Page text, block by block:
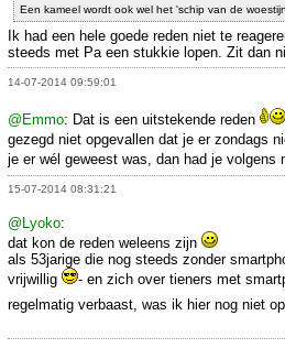
Een kameel wordt ook wel het 'schip van de
Ik had een hele goede reden niet te
steeds met Pa een stukkie lopen. Zit dan
14-07-2014 09:59:01
@Emmo: Dat is een uitstekende reden
gezegd niet opgevallen dat je er zondags
je er wél geweest was, dan had je volgens
15-07-2014 08:31:21
@Lyoko:
dat kon de reden weleens zijn
als 53jarige die nog steeds zonder
vrijwillig
- en zich over tieners met
regelmatig verbaast, was ik hier nog niet